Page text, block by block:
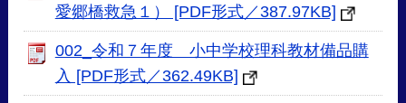
愛郷橋救急１） [PDF形式／387.97KB]
002_令和７年度 小中学校理科教材備品購
入 [PDF形式／362.49KB]